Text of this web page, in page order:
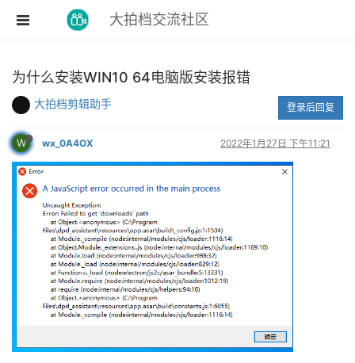
大拍档交流社区
为什么安装WIN10 64电脑版安装报错
大拍档剪辑助手 登录后回复
W wx_0A4OX 2022年1月27日 下午11:21